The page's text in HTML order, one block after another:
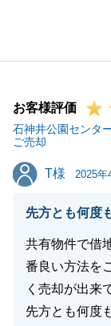
今後もお力に
お客様評価
石神井公園センタ
ご売却
T様
T様 2025年
先方とも何度
共有物件で借
番良い方法を
く売却が出来
先方とも何度